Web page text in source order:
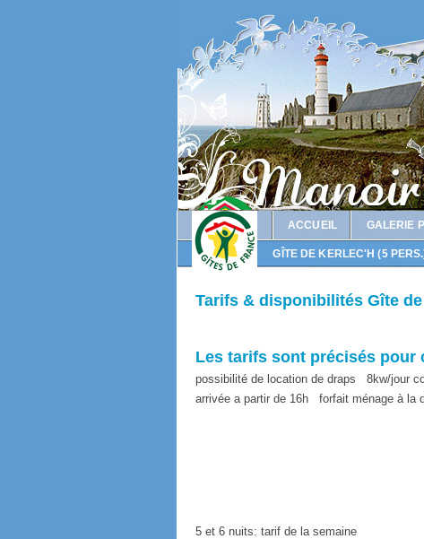
ACCUEIL GALERIE
GÎTE DE KERLEC'H (5
Tarifs & disponibilités Gîte
Les tarifs sont précisés pour
possibilité de location de draps 8kw/jour
arrivée a partir de 16h
forfait ménage à la
5 et 6 nuits: tarif de la semaine